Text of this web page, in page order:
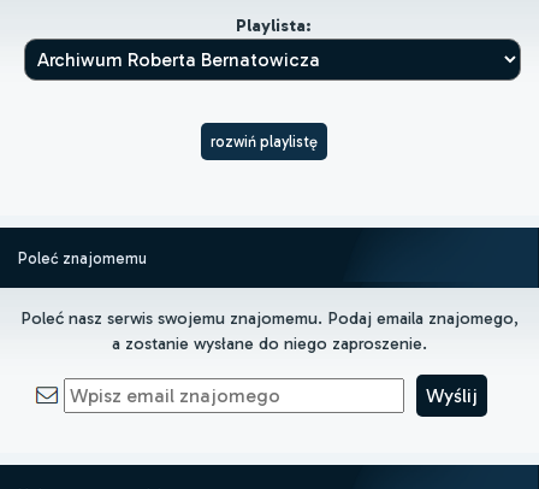
Playlista:
rozwiń playlistę
Poleć znajomemu
Poleć nasz serwis swojemu znajomemu. Podaj emaila znajomego,
a zostanie wysłane do niego zaproszenie.